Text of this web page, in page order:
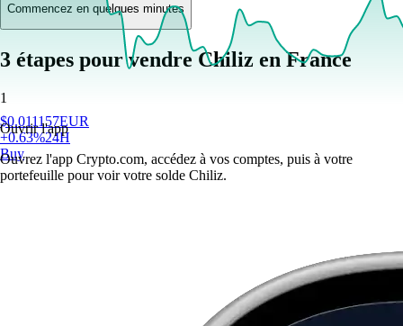
$0.011157EUR
+0.63%24H
Buy
Commencez en quelques minutes
3 étapes pour vendre Chiliz en France
1
Ouvrir l'app
Ouvrez l'app Crypto.com, accédez à vos comptes, puis à votre
portefeuille pour voir votre solde Chiliz.